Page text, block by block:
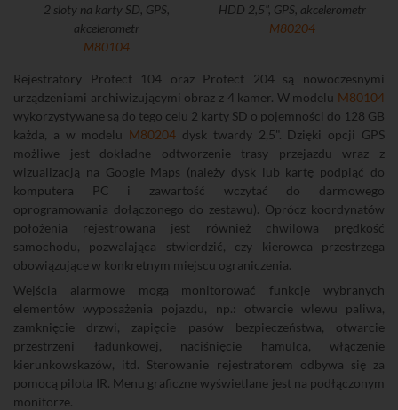
2 sloty na karty SD, GPS,
akcelerometr
M80104
HDD 2,5", GPS, akcelerometr
M80204
Rejestratory Protect 104 oraz Protect 204 są nowoczesnymi
urządzeniami archiwizującymi obraz z 4 kamer. W modelu M80104
wykorzystywane są do tego celu 2 karty SD o pojemności do 128 GB
każda, a w modelu M80204 dysk twardy 2,5". Dzięki opcji GPS
możliwe jest dokładne odtworzenie trasy przejazdu wraz z
wizualizacją na Google Maps (należy dysk lub kartę podpiąć do
komputera PC i zawartość wczytać do darmowego
oprogramowania dołączonego do zestawu). Oprócz koordynatów
położenia rejestrowana jest również chwilowa prędkość
samochodu, pozwalająca stwierdzić, czy kierowca przestrzega
obowiązujące w konkretnym miejscu ograniczenia.
Wejścia alarmowe mogą monitorować funkcje wybranych
elementów wyposażenia pojazdu, np.: otwarcie wlewu paliwa,
zamknięcie drzwi, zapięcie pasów bezpieczeństwa, otwarcie
przestrzeni ładunkowej, naciśnięcie hamulca, włączenie
kierunkowskazów, itd. Sterowanie rejestratorem odbywa się za
pomocą pilota IR. Menu graficzne wyświetlane jest na podłączonym
monitorze.